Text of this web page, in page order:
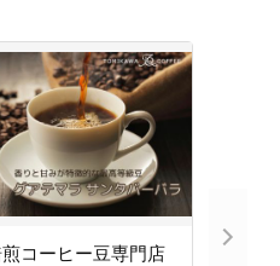
コーヒー豆専門店